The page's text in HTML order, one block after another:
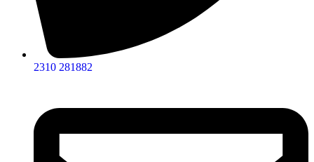
2310 281882